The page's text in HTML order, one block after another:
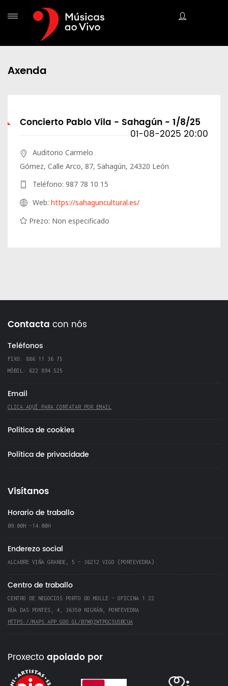
Axenda
Concierto Pablo Vila - Sahagún - 1/8/25
01-08-2025 20:00
Auditorio Carmelo
Gómez, Calle Arco, 87, Sahagún, 24320 León
Teléfono: 987 78 10 15
Web: https://sahaguncultural.es/
Prezo: Non especificado
Contacta con nós
Teléfonos
FIXO: 886 11 36 75
MÓBIL: 622 894 525
Email
CLICA AQUÍ PARA CONTATAR POR EMAIL
Política de cookies
Política de privacidade
Visítanos
Horario de traballo
09:00H -14:00H
Enderezo social
ALCABRE VIÑA GRANDE, 5 – 36212 VIGO (PONTEVEDRA)
Centro de traballo
CENTRO DE NEGOCIOS PORTO DO MOLLE - OFICINA 1.22
RÚA DAS PONTES, 4, 36350 NIGRÁN, PONTEVEDRA
HTTPS://MAPS.APP.GOO.GL/B7WQ2WTPGCSUSBCUA
Proxecto apoiado por